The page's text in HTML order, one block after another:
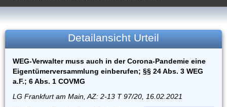
Detailansicht Urteil
WEG-Verwalter muss auch in der Corona-Pandemie eine
Eigentümerversammlung einberufen; §§ 24 Abs. 3 WEG
a.F.; 6 Abs. 1 COVMG
LG Frankfurt am Main, AZ: 2-13 T 97/20, 16.02.2021